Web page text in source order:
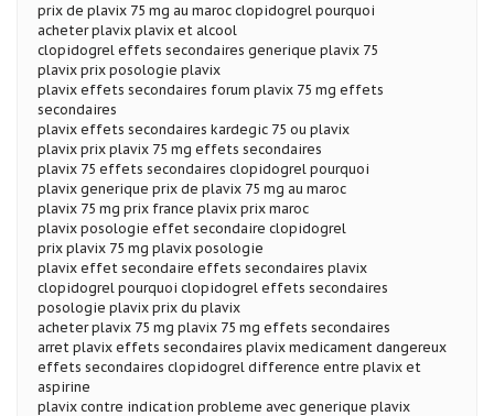
prix de plavix 75 mg au maroc clopidogrel pourquoi
acheter plavix plavix et alcool
clopidogrel effets secondaires generique plavix 75
plavix prix posologie plavix
plavix effets secondaires forum plavix 75 mg effets
secondaires
plavix effets secondaires kardegic 75 ou plavix
plavix prix plavix 75 mg effets secondaires
plavix 75 effets secondaires clopidogrel pourquoi
plavix generique prix de plavix 75 mg au maroc
plavix 75 mg prix france plavix prix maroc
plavix posologie effet secondaire clopidogrel
prix plavix 75 mg plavix posologie
plavix effet secondaire effets secondaires plavix
clopidogrel pourquoi clopidogrel effets secondaires
posologie plavix prix du plavix
acheter plavix 75 mg plavix 75 mg effets secondaires
arret plavix effets secondaires plavix medicament dangereux
effets secondaires clopidogrel difference entre plavix et
aspirine
plavix contre indication probleme avec generique plavix